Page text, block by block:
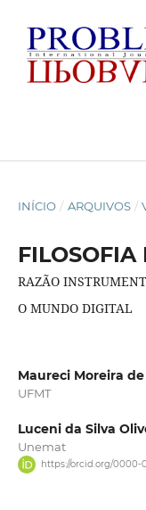
INÍCIO / ARQUIVOS /
FILOSOFIA
RAZÃO
O MUNDO DIGITAL
Maureci Moreira
UFMT
Luceni da Silva
Unemat
https://orcid.org/0000-